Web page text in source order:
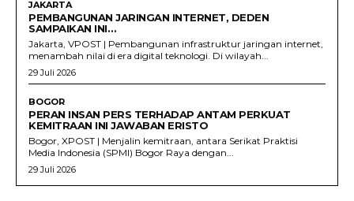
JAKARTA
PEMBANGUNAN JARINGAN INTERNET, DEDEN
SAMPAIKAN INI…
Jakarta, VPOST | Pembangunan infrastruktur jaringan internet,
menambah nilai di era digital teknologi. Di wilayah...
29 Juli 2026
BOGOR
PERAN INSAN PERS TERHADAP ANTAM PERKUAT
KEMITRAAN INI JAWABAN ERISTO
Bogor, XPOST | Menjalin kemitraan, antara Serikat Praktisi
Media Indonesia (SPMI) Bogor Raya dengan...
29 Juli 2026